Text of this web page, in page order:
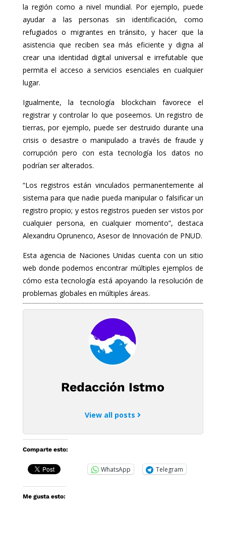
la región como a nivel mundial. Por ejemplo, puede
ayudar a las personas sin identificación, como
refugiados o migrantes en tránsito, y hacer que la
asistencia que reciben sea más eficiente y digna al
crear una identidad digital universal e irrefutable que
permita el acceso a servicios esenciales en cualquier
lugar.
Igualmente, la tecnología blockchain favorece el
registrar y controlar lo que poseemos. Un registro de
tierras, por ejemplo, puede ser destruido durante una
crisis o desastre o manipulado a través de fraude y
corrupción pero con esta tecnología los datos no
podrían ser alterados.
“Los registros están vinculados permanentemente al
sistema para que nadie pueda manipular o falsificar un
registro propio; y estos registros pueden ser vistos por
cualquier persona, en cualquier momento”, destaca
Alexandru Oprunenco, Asesor de Innovación de PNUD.
Esta agencia de Naciones Unidas cuenta con un sitio
web donde podemos encontrar múltiples ejemplos de
cómo esta tecnología está apoyando la resolución de
problemas globales en múltiples áreas.
Redacción Istmo
View all posts
Comparte esto:
WhatsApp Telegram
Me gusta esto: